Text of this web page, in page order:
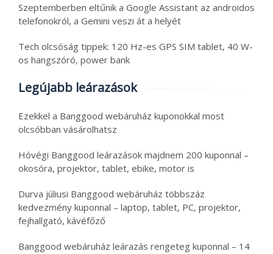
Szeptemberben eltűnik a Google Assistant az androidos
telefonokról, a Gemini veszi át a helyét
Tech olcsóság tippek: 120 Hz-es GPS SIM tablet, 40 W-
os hangszóró, power bank
Legújabb leárazások
Ezekkel a Banggood webáruház kuponokkal most
olcsóbban vásárolhatsz
Hóvégi Banggood leárazások majdnem 200 kuponnal –
okosóra, projektor, tablet, ebike, motor is
Durva júliusi Banggood webáruház többszáz
kedvezmény kuponnal – laptop, tablet, PC, projektor,
fejhallgató, kávéfőző
Banggood webáruház leárazás rengeteg kuponnal – 14